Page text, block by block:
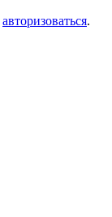
авторизоваться.